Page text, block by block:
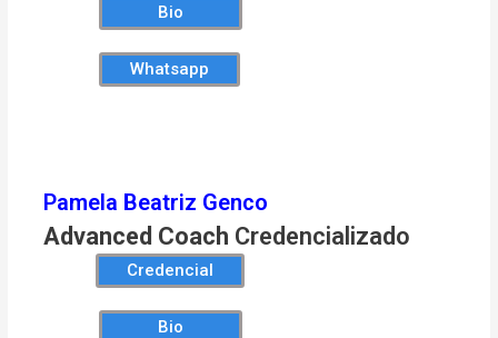
Bio
Whatsapp
Pamela Beatriz Genco
Advanced Coach Credencializado
Credencial
Bio